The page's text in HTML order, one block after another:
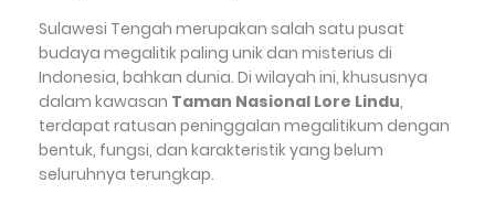
Sulawesi Tengah merupakan salah satu pusat
budaya megalitik paling unik dan misterius di
Indonesia, bahkan dunia. Di wilayah ini, khususnya
dalam kawasan Taman Nasional Lore Lindu,
terdapat ratusan peninggalan megalitikum dengan
bentuk, fungsi, dan karakteristik yang belum
seluruhnya terungkap.